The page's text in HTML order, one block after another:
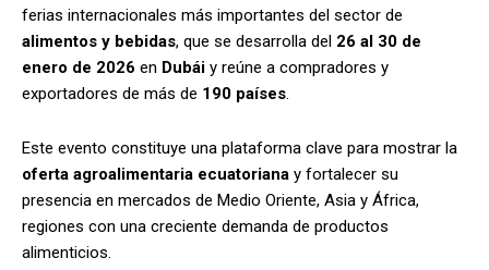
ferias internacionales más importantes del sector de
alimentos y bebidas, que se desarrolla del 26 al 30 de
enero de 2026 en Dubái y reúne a compradores y
exportadores de más de 190 países
Este evento constituye una plataforma clave para mostrar la
oferta agroalimentaria ecuatoriana y fortalecer su
presencia en mercados de Medio Oriente, Asia y África,
regiones con una creciente demanda de productos
alimenticios.